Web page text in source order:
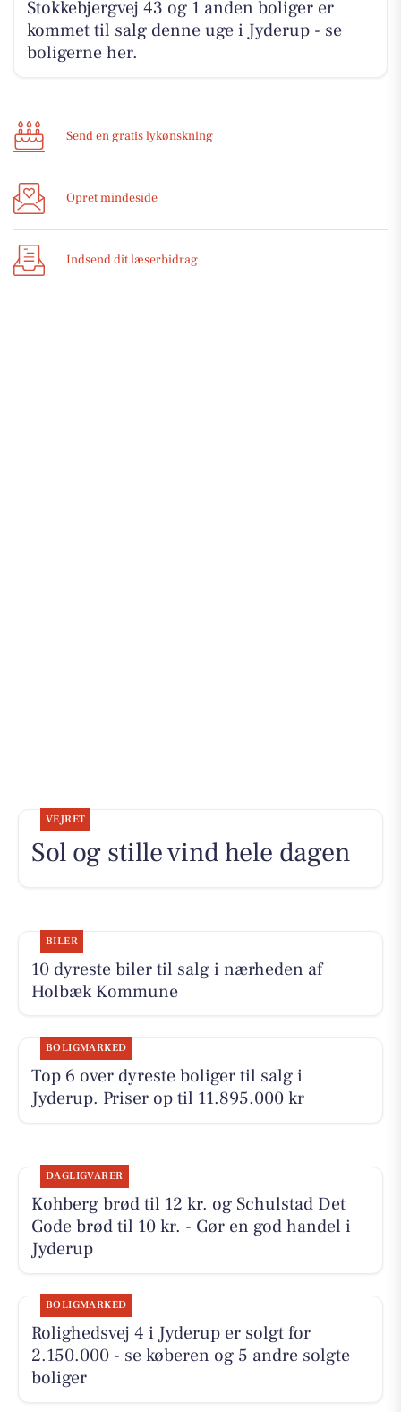
Stokkebjergvej 43 og 1 anden boliger er
kommet til salg denne uge i Jyderup - se
boligerne her.
Send en gratis lykønskning
Opret mindeside
Indsend dit læserbidrag
VEJRET
Sol og stille vind hele dagen
BILER
10 dyreste biler til salg i nærheden af
Holbæk Kommune
BOLIGMARKED
Top 6 over dyreste boliger til salg i
Jyderup. Priser op til 11.895.000 kr
DAGLIGVARER
Kohberg brød til 12 kr. og Schulstad Det
Gode brød til 10 kr. - Gør en god handel i
Jyderup
BOLIGMARKED
Rolighedsvej 4 i Jyderup er solgt for
2.150.000 - se køberen og 5 andre solgte
boliger